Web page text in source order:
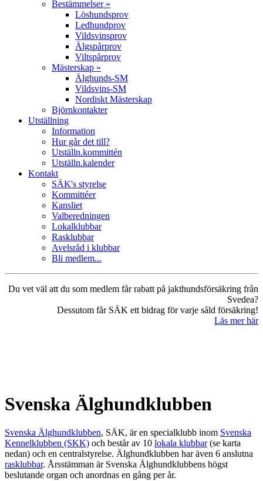
Bestämmelser »
Löshundsprov
Ledhundprov
Vildsvinsprov
Älgspårprov
Viltspårprov
Mästerskap »
Älghunds-SM
Vildsvins-SM
Nordiskt Mästerskap
Björnkontakter
Utställning
Information
Hur går det till?
Utställn.kommittén
Utställn.kalender
Kontakt
SÄK's styrelse
Kommittéer
Kansliet
Valberedningen
Lokalklubbar
Rasklubbar
Avelsråd i klubbar
Bli medlem...
Du vet väl att du som medlem får rabatt på jakthundsförsäkring från
Svedea?
Dessutom får SÄK ett bidrag för varje såld försäkring!
Läs mer här
Svenska Älghundklubben
Svenska Älghundklubben, SÄK, är en specialklubb inom Svenska
Kennelklubben (SKK) och består av 10 lokala klubbar(se karta
nedan) och en centralstyrelse. Älghundklubben har även 6 anslutna
rasklubbar. Årsstämman är Svenska Älghundklubbens högst
beslutande organ och anordnas en gång per år.